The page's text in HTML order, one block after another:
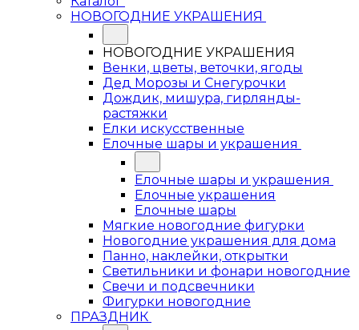
НОВОГОДНИЕ УКРАШЕНИЯ
НОВОГОДНИЕ УКРАШЕНИЯ
Венки, цветы, веточки, ягоды
Дед Морозы и Снегурочки
Дождик, мишура, гирлянды-
растяжки
Елки искусственные
Елочные шары и украшения
Елочные шары и украшения
Елочные украшения
Елочные шары
Мягкие новогодние фигурки
Новогодние украшения для дома
Панно, наклейки, открытки
Светильники и фонари новогодние
Свечи и подсвечники
Фигурки новогодние
ПРАЗДНИК